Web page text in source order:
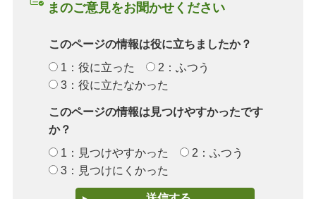
まのご意見をお聞かせください
このページの情報は役に立ちましたか？
1：役に立った
2：ふつう
3：役に立たなかった
このページの情報は見つけやすかったです
か？
1：見つけやすかった
2：ふつう
3：見つけにくかった